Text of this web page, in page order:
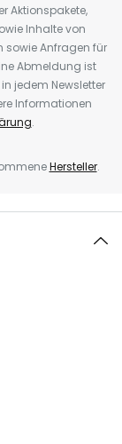
Aktionspakete,
Inhalte von
Anfragen für
Abmeldung ist
jedem Newsletter
Informationen
.
Hersteller.